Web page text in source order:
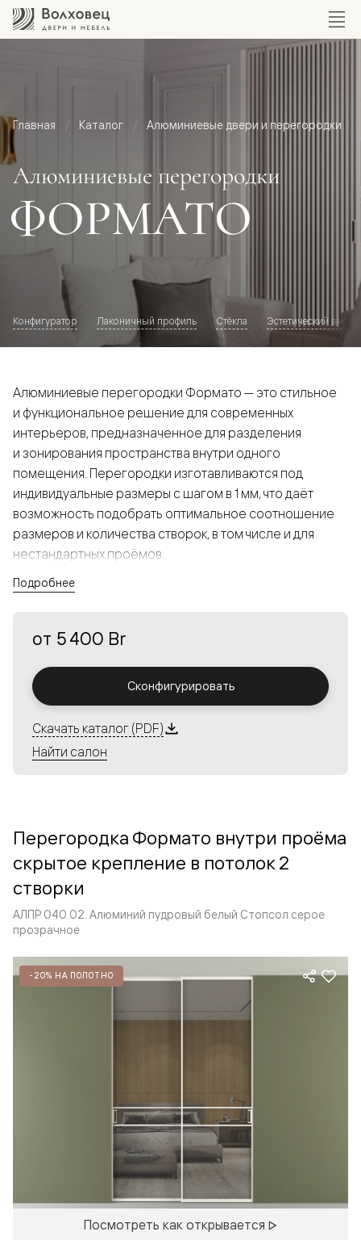
Главная Каталог Алюминиевые двери и перегородки
Алюминиевые перегородки
ФОРМАТО
Конфигуратор Лаконичный профиль Стёкла Эстетический
Алюминиевые перегородки Формато — это стильное
и функциональное решение для современных
интерьеров, предназначенное для разделения
и зонирования пространства внутри одного
помещения. Перегородки изготавливаются под
индивидуальные размеры с шагом в 1 мм, что даёт
возможность подобрать оптимальное соотношение
размеров и количества створок, в том числе и для
нестандартных проёмов.
а большой выбор вставок из стекла с различными
решения в интерьере и варьировать освещённость.
Алюминиевые перегородки имеют единый профиль
с алюминиевыми дверьми и легко сочетаются в одном
алюминиевых перегородок и дверей координируется
со стеновыми панелями Волховец.
Подробнее
от 5 400 Br
Сконфигурировать
Скачать каталог (PDF)
Найти салон
Перегородка Формато внутри проёма
скрытое крепление в потолок 2
створки
АЛПР 040.02. Алюминий пудровый белый Стопсол серое
прозрачное
-20% НА ПОЛОТНО
Посмотреть как открывается